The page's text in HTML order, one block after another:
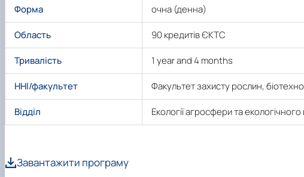
Форма очна (денна)
Область 90 кредитів ЄКТС
Тривалість 1 year and 4 months
ННІ/факультет Факультет захисту рослин,
Відділ Екології агросфери та
Про програму
Завантажити програму